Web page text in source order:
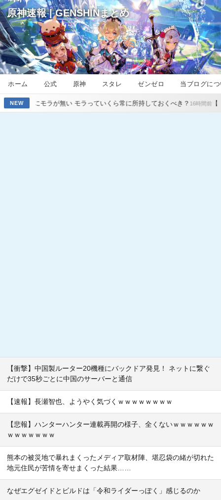
原神速報 | GENSHINまとめ
ホーム 公式 原神 スタレ ゼンゼロ 当ブログに
NEW
無い モラっていくら常に所持しておくべき？16時間前【原神】スネージナ
【衝撃】中国製ルーター20機種にバックドア発見！ ネットに繋ぐ
だけで35秒ごとに中国のサーバーと通信
【速報】長瀬智也、ようやく気づくｗｗｗｗｗｗｗｗ
【悲報】ハンターハンター連載再開の様子、全くないｗｗｗｗｗｗ
ｗｗｗｗｗｗｗ
熊本の被災地で暴れまくったメディア取材陣、堪忍袋の緒が切れた
地元住民が苦情を寄せまくった結果……
なぜエグゼイドとビルドは「令和ライダーっぽく」感じるのか